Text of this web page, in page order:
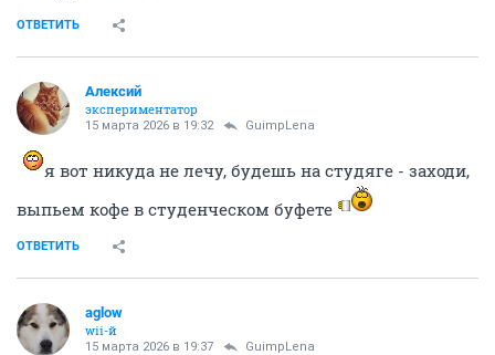
ОТВЕТИТЬ
Алексий
экспериментатор
15 марта 2026 в 19:32 GuimpLena
я вот никуда не лечу, будешь на студяге - заходи,
выпьем кофе в студенческом буфете
ОТВЕТИТЬ
aglow
wii-й
15 марта 2026 в 19:37 GuimpLena